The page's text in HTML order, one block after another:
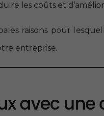
les coûts et
raisons pour
entreprise.
avec une